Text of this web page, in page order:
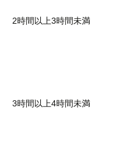
2時間以上3時間未満
3時間以上4時間未満